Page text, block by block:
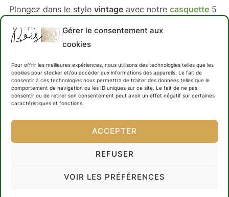
Gérer le consentement aux
cookies
Pour offrir les meilleures expériences, nous utilisons des technologies telles que les
cookies pour stocker et/ou accéder aux informations des appareils. Le fait de
consentir à ces technologies nous permettra de traiter des données telles que le
comportement de navigation ou les ID uniques sur ce site. Le fait de ne pas
consentir ou de retirer son consentement peut avoir un effet négatif sur certaines
caractéristiques et fonctions.
ACCEPTER
REFUSER
VOIR LES PRÉFÉRENCES
Plongez dans le style vintageavec notre casquette5
modèle decamionnette Citroën
casquettedécontractée allie confort et originalité.
Affichez votre flair rétro avec cette pièce
incontournable lors de vos run enC15
• Structure souple